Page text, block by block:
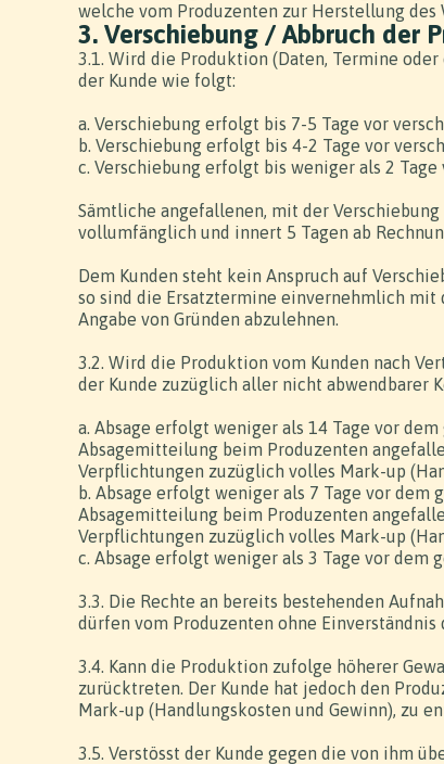
welche vom Produzenten zur Herstellung des
3. Verschiebung / Abbruch der
3.1. Wird die Produktion (Daten, Termine
der Kunde wie folgt:
a. Verschiebung erfolgt bis 7-5 Tage vor
b. Verschiebung erfolgt bis 4-2 Tage vor
c. Verschiebung erfolgt bis weniger als 2
Sämtliche angefallenen, mit der
vollumfänglich und innert 5 Tagen ab
Dem Kunden steht kein Anspruch auf
so sind die Ersatztermine einvernehmlich mit
Angabe von Gründen abzulehnen.
3.2. Wird die Produktion vom Kunden nach
der Kunde zuzüglich aller nicht abwendbarer
a. Absage erfolgt weniger als 14 Tage vor
Absagemitteilung beim Produzenten
Verpflichtungen zuzüglich volles Mark-up
b. Absage erfolgt weniger als 7 Tage vor
Absagemitteilung beim Produzenten
Verpflichtungen zuzüglich volles Mark-up
c. Absage erfolgt weniger als 3 Tage vor dem
3.3. Die Rechte an bereits bestehenden
dürfen vom Produzenten ohne
3.4. Kann die Produktion zufolge höherer
zurücktreten. Der Kunde hat jedoch den
Mark-up (Handlungskosten und Gewinn), zu
3.5. Verstösst der Kunde gegen die von ihm